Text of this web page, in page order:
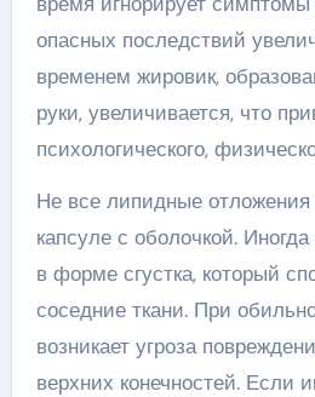
опасных последствий
временем жировик,
руки, увеличивается, что
психологического,
Не все липидные отложения
капсуле с оболочкой.
в форме сгустка, который
соседние ткани. При
возникает угроза
верхних конечностей. Если